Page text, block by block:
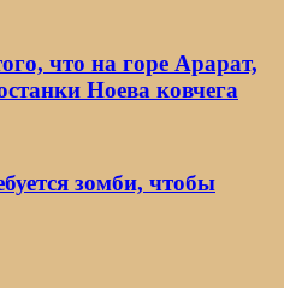
что на горе Арарат,
Ноева ковчега
зомби, чтобы